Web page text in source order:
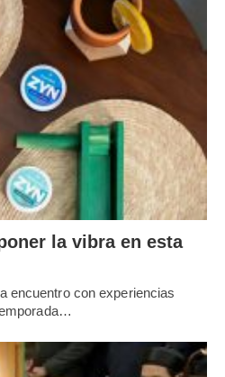
la vibra en esta
encuentro con experiencias